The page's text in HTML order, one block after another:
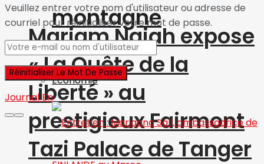
Mariam Najah expose
« La Quête de la
Liberté » au
prestigieux Fairmont
Tazi Palace de Tanger
montagne
Economie
Veuillez entrer votre nom d'utilisateur ou adresse de
courriel pour réinitialiser votre mot de passe.
Journal En